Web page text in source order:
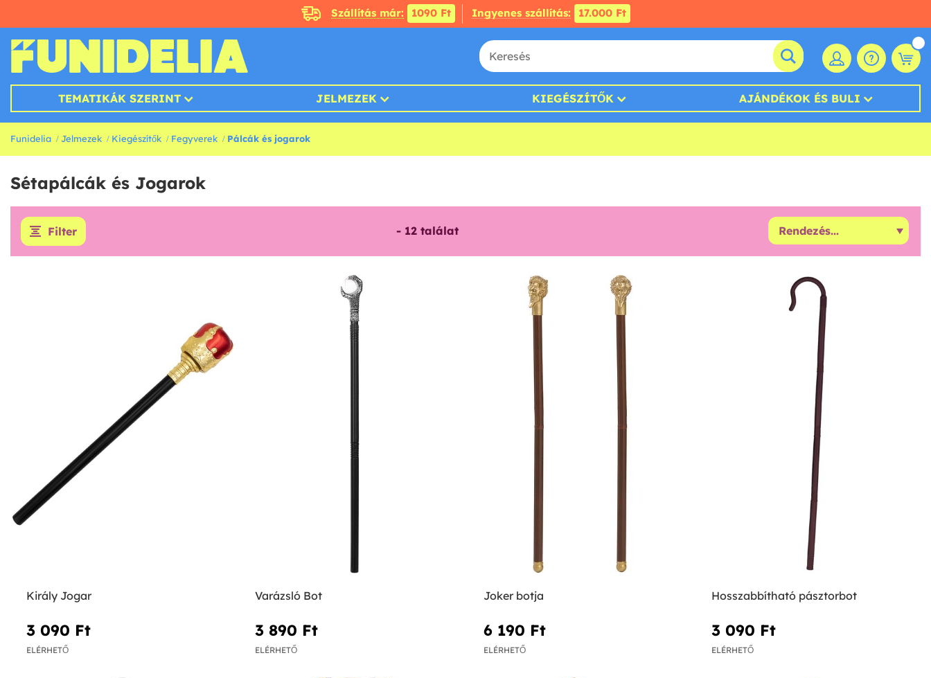
Szállítás már: 1090 Ft Ingyenes szállítás: 17.000 Ft
TEMATIKÁK SZERINT JELMEZEK KIEGÉSZÍTŐK AJÁNDÉKOK ÉS BULI
Funidelia Jelmezek Kiegészítők Fegyverek Pálcák és jogarok
Sétapálcák és Jogarok
Filter - 12találat
Király Jogar
3 090 Ft‎
ELÉRHETŐ
Varázsló Bot
3 890 Ft‎
ELÉRHETŐ
Joker botja
6 190 Ft‎
ELÉRHETŐ
Hosszabbítható pásztorbot
3 090 Ft‎
ELÉRHETŐ